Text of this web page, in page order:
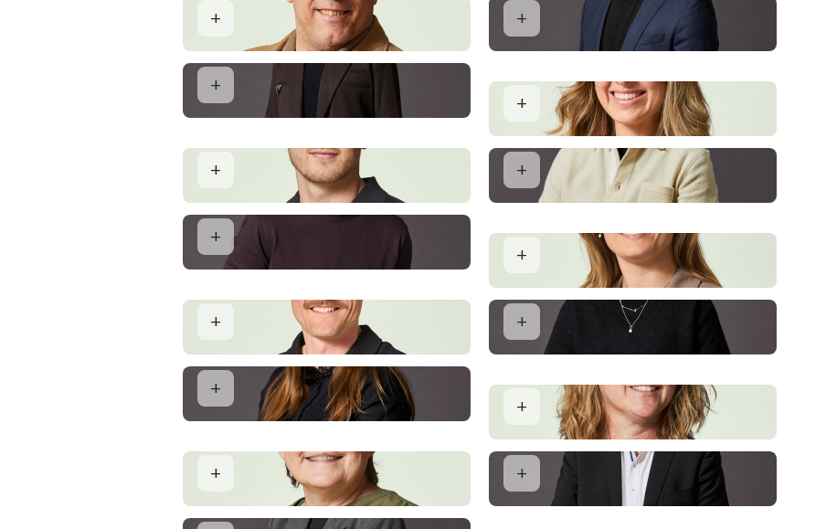
Glenn Gadegaard
Indehaver og Ejendomsmægler MDE
Søren Brink
Indehaver og Ejendomsmægler MDE
Jane Roager Andersen
Ejendomsmægler MDE og Køberrådgiver
Lise Christine Schultz
Ejendomsmægler MDE og Køberrådgiver
Jonas Svalastog
Hans Henrik Lauritsen
Ejendomsmægler MDE og Valuar
Jonas Duus Nicolajsen
Salg og Vurdering
Theresa Gammelgaard
Salg og Vurdering
Lars Christian Gade Skaarup
Salg og Vurdering
Liselotte Schultz Gadegaard
Salgskoordinator
Lisbeth Møller Olsen
Salgskoordinator og Ejendomsmægler MDE
Pia Marie Nielsen
Salgskoordinator
Henny Lund Hansen
Lars P. Henriksen
Ejendomsmægler MDE og Køberrådgiver